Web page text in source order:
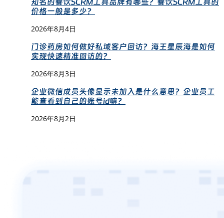
价格一般是多少？
2026年8月4日
门诊药房如何做好私域客户回访？海王星辰海是如何
实现快速精准回访的？
2026年8月3日
企业微信成员头像显示未加入是什么意思？企业员工
能查看到自己的账号id嘛？
2026年8月2日